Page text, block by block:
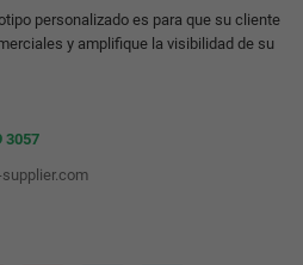
personalizado es para que su cliente
y amplifique la visibilidad de su
3057